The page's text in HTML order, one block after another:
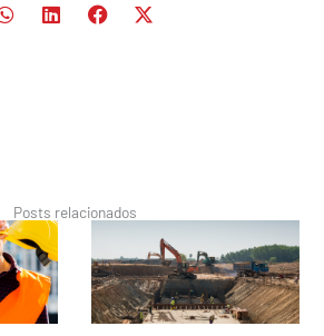
Posts relacionados